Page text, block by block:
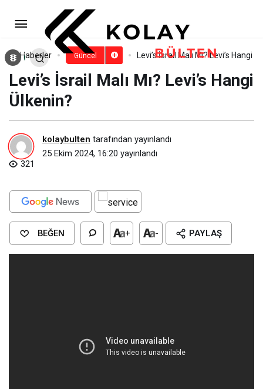
Haberler Güncel Levi’s İsrail Malı Mı? Levi’s Hangi
Levi’s İsrail Malı Mı? Levi’s Hangi
Ülkenin?
kolaybulten tarafından yayınlandı
25 Ekim 2024, 16:20 yayınlandı
321
BEĞEN + - PAYLAŞ
Calvin Klein İsrail Malı Mı? Calvin
Klein Hangi Ülkenin?
Yorum Yap Paylaş